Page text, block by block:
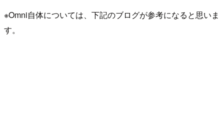
※Omni自体については、下記のブログが参考になると思いま
す。